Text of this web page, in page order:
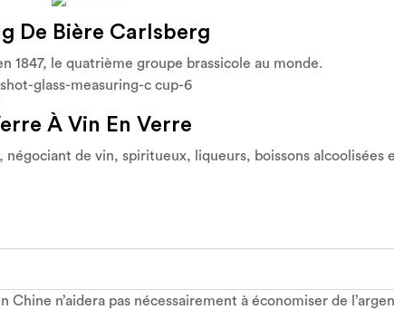
De Bière Carlsberg
1847, le quatrième groupe brassicole au monde.
À Vin En Verre
de vin, spiritueux, liqueurs, boissons alcoolisées
n’aidera pas nécessairement à économiser de